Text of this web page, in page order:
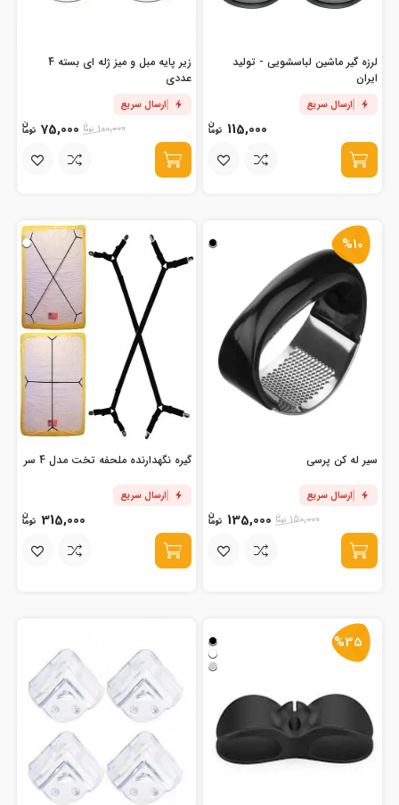
لرزه گیر ماشین لباسشویی - تولید
ایران
ارسال سریع
115,000
زیر پایه مبل و میز ژله ای بسته 4
عددی
ارسال سریع
100,000
75,000
%10
سیر له کن پرسی
ارسال سریع
150,000
135,000
گیره نگهدارنده ملحفه تخت مدل 4 سر
ارسال سریع
315,000
%35